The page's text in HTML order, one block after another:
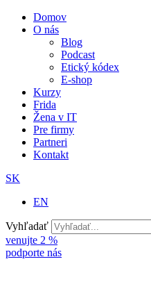
Domov
O nás
Blog
Podcast
Etický kódex
E-shop
Kurzy
Frida
Žena v IT
Pre firmy
Partneri
Kontakt
SK
EN
Vyhľadať
venujte 2 %
podporte nás